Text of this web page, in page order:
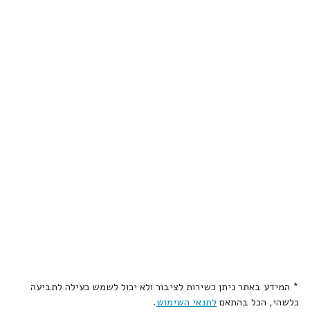
* המידע באתר ניתן כשירות לציבור ולא יכול לשמש כעילה לתביעה
כלשהי, הכל בהתאם לתנאי השימוש.